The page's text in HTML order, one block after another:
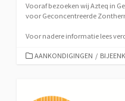
Vooraf bezoeken wij Azteq in
voor Geconcentreerde
Voor nadere informatie lees
CATEGORIEËN
AANKONDIGINGEN /